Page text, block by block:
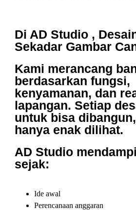
Di AD Studio ,
Sekadar Gambar
Kami merancang
berdasarkan fungsi,
kenyamanan, dan
lapangan. Setiap
untuk bisa
hanya enak dilihat.
AD Studio
sejak:
Ide awal
Perencanaan anggaran